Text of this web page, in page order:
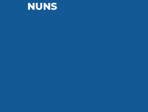
NUNS